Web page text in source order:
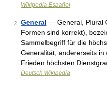
Wikipedia Español
2 General — General, Plural
Formen sind korrekt),
Sammelbegriff für die
Generalität, andererseits in
Frieden höchsten
Deutsch Wikipedia